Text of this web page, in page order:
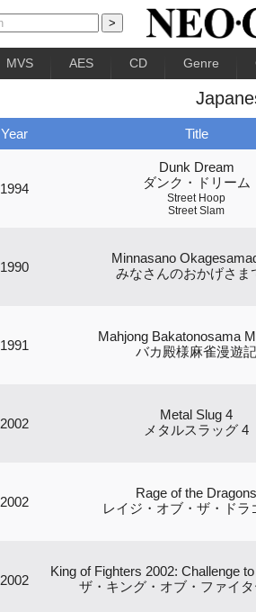
MVS AES CD Genre
Year Title
1994
Dunk Dream
ダンク・ドリーム
Street Hoop
Street Slam
1990
Minnasano
みなさんのおかげさま
1991
Mahjong Bakatonosama
バカ殿様麻雀漫遊記
2002
Metal Slug 4
メタルスラッグ 4
2002
Rage of the Dragons
レイジ・オブ・ザ・ドラ
2002
King of Fighters 2002: Challenge
ザ・キング・オブ・ファイ